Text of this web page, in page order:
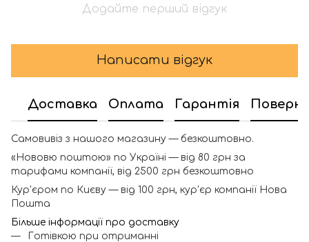
Додайте перший відгук
Написати відгук
Доставка Оплата Гарантія
Самовивіз з нашого магазину — безкоштовно.
«Нововю поштою» по Україні — від 80 грн за
тарифами компанії, від 2500 грн безкоштовно
Кур'єром по Києву — від 100 грн, кур'єр компанії Нова
Пошта
Більше інформації про доставку
Готівкою при отриманні